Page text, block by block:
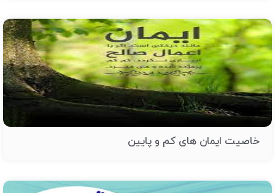
خاصیت ایمان های کم و پایین